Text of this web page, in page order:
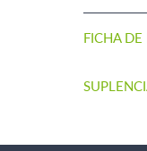
FICHA DE